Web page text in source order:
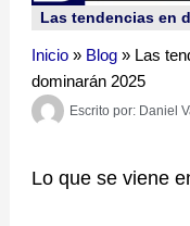
Las tendencias en
Inicio» Blog» Las
dominarán 2025
Escrito por:Daniel
Lo que se viene